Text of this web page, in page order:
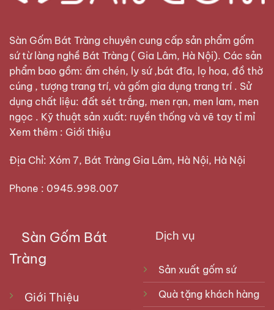
Sàn Gốm Bát Tràng chuyên cung cấp sản phẩm gốm
sứ từ làng nghề Bát Tràng ( Gia Lâm, Hà Nội). Các sản
phẩm bao gồm: ấm chén, ly sứ ,bát đĩa, lọ hoa, đồ thờ
cúng , tượng trang trí, và gốm gia dụng trang trí . Sử
dụng chất liệu: đất sét trắng, men rạn, men lam, men
ngọc . Kỹ thuật sản xuất: ruyền thống và vẽ tay tỉ mỉ
Xem thêm : Giới thiệu
Địa Chỉ: Xóm 7, Bát Tràng Gia Lâm, Hà Nội, Hà Nội
Phone : 0945.998.007
Sàn Gốm Bát
Tràng
Giới Thiệu
Dịch vụ
Sản xuất gốm sứ
Quà tặng khách hàng